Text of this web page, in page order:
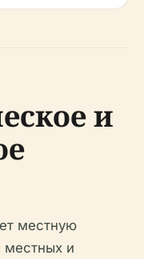
и
местную
местных и